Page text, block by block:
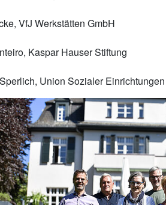
VfJ Werkstätten GmbH
Kaspar Hauser Stiftung
Union Sozialer